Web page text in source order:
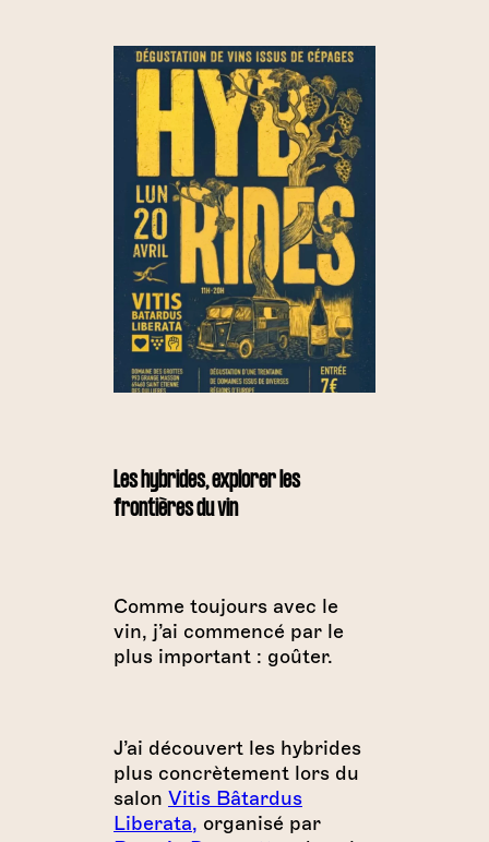
Les hybrides, explorer les
frontières du vin
Comme toujours avec le
vin, j’ai commencé par le
plus important : goûter.
J’ai découvert les hybrides
plus concrètement lors du
salon Vitis Bâtardus
Liberata, organisé par